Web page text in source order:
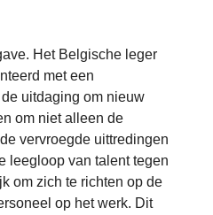
Het Belgische leger
met een
uitdaging om nieuw
om niet alleen de
vervroegde uittredingen
leegloop van talent tegen
om zich te richten op de
op het werk. Dit